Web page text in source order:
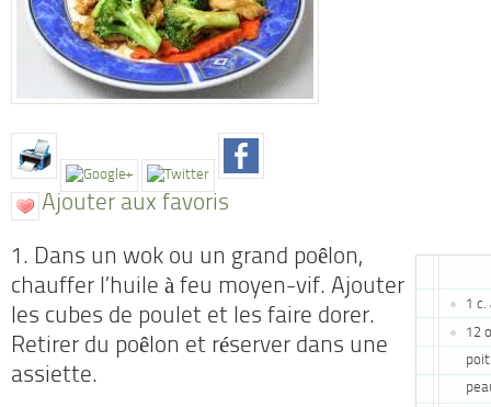
Ajouter aux favoris
1 c.
12
1. Dans un wok ou un grand poêlon,
chauffer l’huile à feu moyen-vif. Ajouter
les cubes de poulet et les faire dorer.
Retirer du poêlon et réserver dans une
assiette.